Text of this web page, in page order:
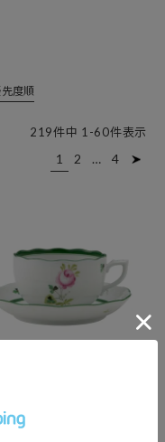
度順
219件中 1 -60件表示
1 2 … 4
ド (HEREND) ウィー
バラ 00724-0-00／724
カップ＆ソーサー